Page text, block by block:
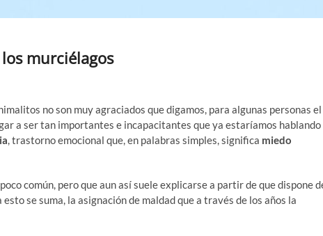
murciélagos
no son muy agraciados que digamos, para algunas personas el
a ser tan importantes e incapacitantes que ya estaríamos hablando
, trastorno emocional que, en palabras simples, significa miedo
común, pero que aun así suele explicarse a partir de que dispone
se suma, la asignación de maldad que a través de los años la